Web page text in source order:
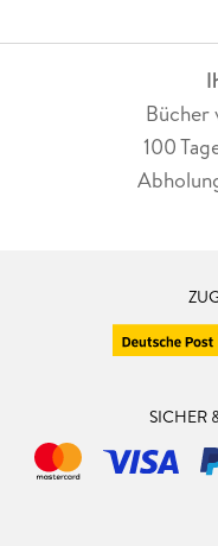
Bücher
100
SICHER